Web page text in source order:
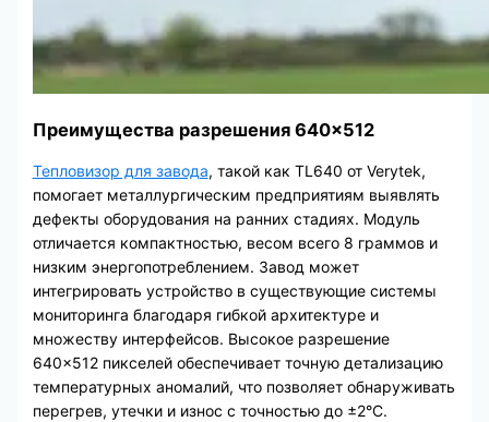
Преимущества разрешения 640×512
Тепловизор для завода, такой как TL640 от Verytek,
помогает металлургическим предприятиям выявлять
дефекты оборудования на ранних стадиях. Модуль
отличается компактностью, весом всего 8 граммов и
низким энергопотреблением. Завод может
интегрировать устройство в существующие системы
мониторинга благодаря гибкой архитектуре и
множеству интерфейсов. Высокое разрешение
640×512 пикселей обеспечивает точную детализацию
температурных аномалий, что позволяет обнаруживать
перегрев, утечки и износ с точностью до ±2°C.